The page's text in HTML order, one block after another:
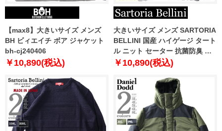
【max8】大きいサイズ メンズ
BH ビィエイチ ボア ジャケット
bh-cj240406
￥10,890(税込)
大きいサイズ メンズ SARTORIA
BELLINI 国産 ハイゲージ タート
ル ニット セーター 抗菌防臭 日
本製 made in japan 680-
￥10,890(税込)